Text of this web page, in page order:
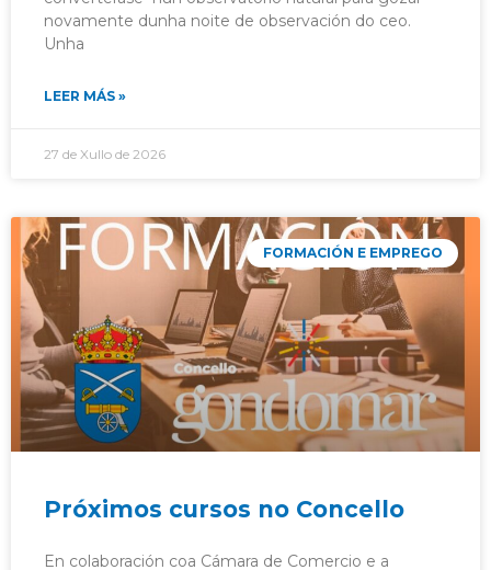
novamente dunha noite de observación do ceo.
Unha
LEER MÁS »
27 de Xullo de 2026
FORMACIÓN E EMPREGO
Próximos cursos no Concello
En colaboración coa Cámara de Comercio e a